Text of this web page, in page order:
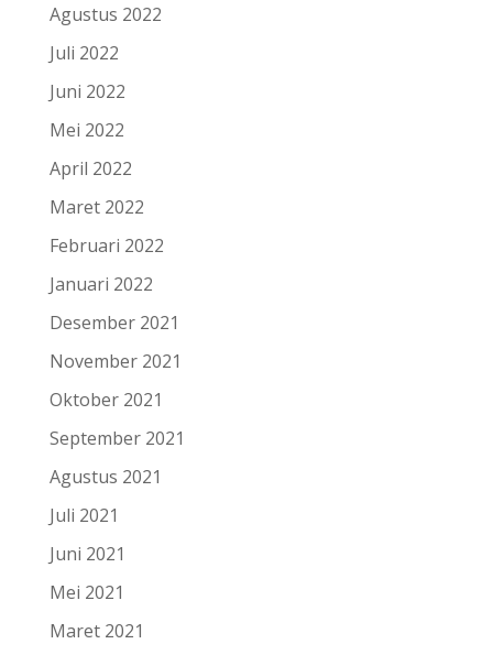
Agustus 2022
Juli 2022
Juni 2022
Mei 2022
April 2022
Maret 2022
Februari 2022
Januari 2022
Desember 2021
November 2021
Oktober 2021
September 2021
Agustus 2021
Juli 2021
Juni 2021
Mei 2021
Maret 2021